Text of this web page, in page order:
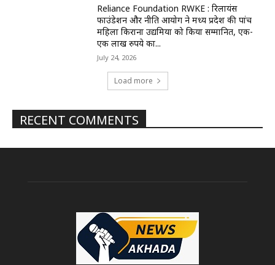
Reliance Foundation RWKE : रिलायंस
फाउंडेशन और नीति आयोग ने मध्य प्रदेश की पांच
महिला किराना उद्यमियों को किया सम्मानित, एक-
एक लाख रुपये का...
July 24, 2026
Load more
RECENT COMMENTS